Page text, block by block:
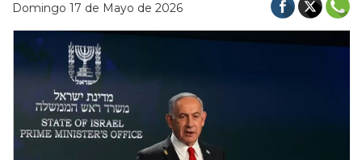
Domingo 17 de Mayo de 2026